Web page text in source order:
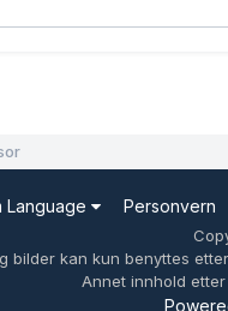
Language Personvern
bilder kan kun benyttes
Annet innhold